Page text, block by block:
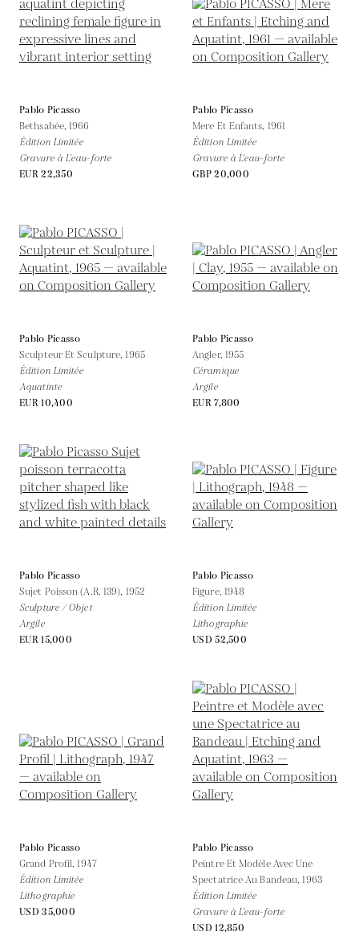
Pablo Picasso
Bethsabée,1966
Édition Limitée
Gravure à L'eau-forte
EUR 22,350
Pablo Picasso
Mere Et Enfants, 1961
Édition Limitée
Gravure à L'eau-forte
GBP 20,000
Pablo Picasso
Sculpteur Et Sculpture,1965
Édition Limitée
Aquatinte
EUR 10,400
Pablo Picasso
Angler, 1955
Céramique
Argile
EUR 7,800
Pablo Picasso
Sujet Poisson (A.R. 139), 1952
Sculpture / Objet
Argile
EUR 15,000
Pablo Picasso
Figure, 1948
Édition Limitée
Lithographie
USD 52,500
Pablo Picasso
Grand Profil,1947
Édition Limitée
Lithographie
USD 35,000
Pablo Picasso
Peintre Et Modèle Avec Une
Spectatrice Au Bandeau,1963
Édition Limitée
Gravure à L'eau-forte
USD 12,850